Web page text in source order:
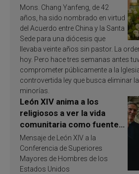
Mons. Chang Yanfeng, de 42
años, ha sido nombrado en virtud
del Acuerdo entre China y la Santa
Sede para una diócesis que
llevaba veinte años sin pastor. La
hoy. Pero hace tres semanas antes
comprometer públicamente a la
controvertida ley que busca eliminar
minorías.
León XIV anima a los
religiosos a ver la vida
comunitaria como fuente
de inspiración y
santificación
Mensaje de León XIV a la
Conferencia de Superiores
Mayores de Hombres de los
Estados Unidos